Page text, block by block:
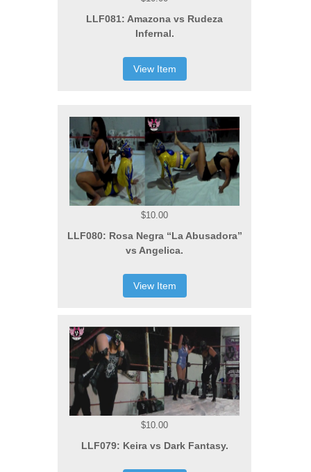
LLF081: Amazona vs Rudeza
Infernal.
View Item
$10.00
LLF080: Rosa Negra “La Abusadora”
vs Angelica.
View Item
$10.00
LLF079: Keira vs Dark Fantasy.